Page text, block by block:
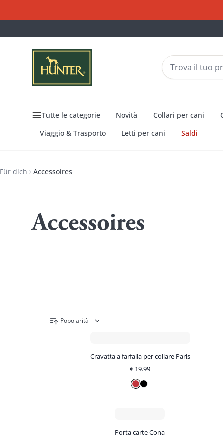
Tutte le categorie Novità Collari per cani
Viaggio & Trasporto
Letti per cani Saldi
Für dich Accessoires
Accessoires
Popolarità
Cravatta a farfalla per collare Paris
€ 19.99
Porta carte Cona